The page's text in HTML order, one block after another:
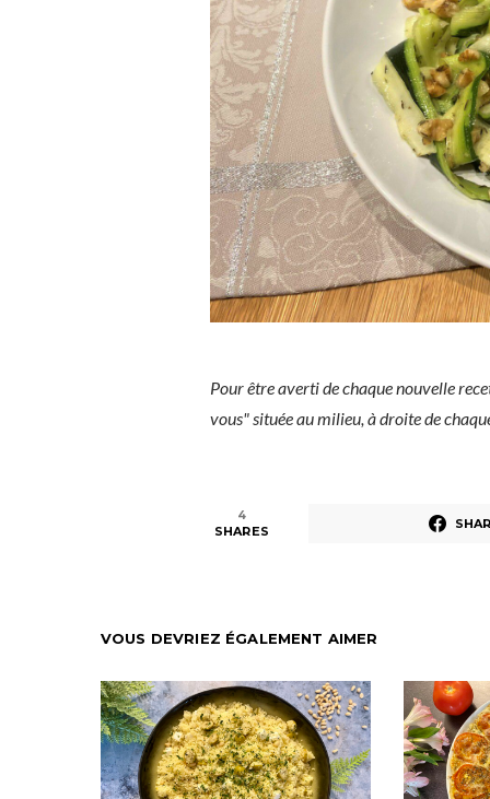
Pour être averti de chaque nouvelle
vous" située au milieu, à droite de
4
SHARES
VOUS DEVRIEZ ÉGALEMENT AIMER